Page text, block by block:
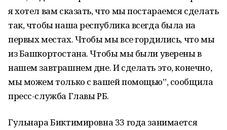
я хотел вам сказать, что мы постараемся сделать
так, чтобы наша республика всегда была на
первых местах. Чтобы мы все гордились, что мы
из Башкортостана. Чтобы мы были уверены в
нашем завтрашнем дне. И сделать это, конечно,
мы можем только с вашей помощью”, сообщила
пресс-служба Главы РБ.
Гульнара Биктимировна 33 года занимается